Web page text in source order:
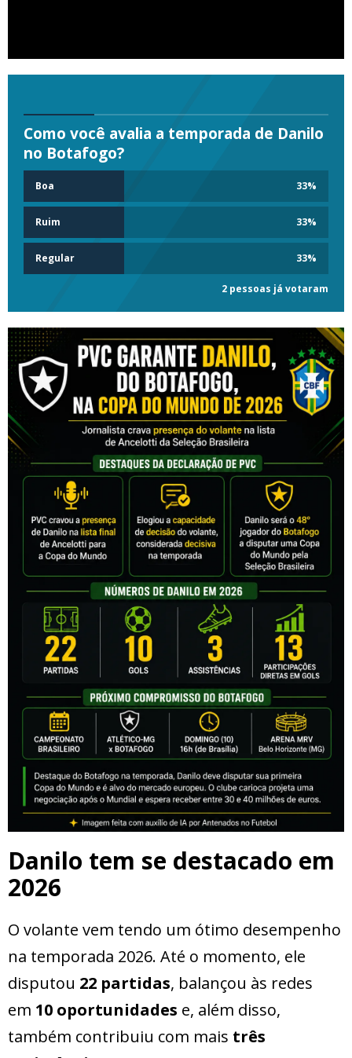
Como você avalia a temporada de Danilo
no Botafogo?
Boa 33%
Ruim 33%
Regular 33%
2 pessoas já votaram
Danilo tem se destacado em
2026
O volante vem tendo um ótimo desempenho
na temporada 2026. Até o momento, ele
disputou 22 partidas, balançou às redes
em 10 oportunidades e, além disso,
também contribuiu com mais três